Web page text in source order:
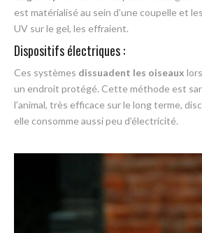
est matérialisé au sein d’une coupelle et
UV sur le gel, les effraient.
Dispositifs électriques :
Ces systèmes dissuadent les oiseaux
un endroit protégé. Cette méthode est
l’animal, très efficace sur le long terme,
elle consomme aussi peu d’électricité.